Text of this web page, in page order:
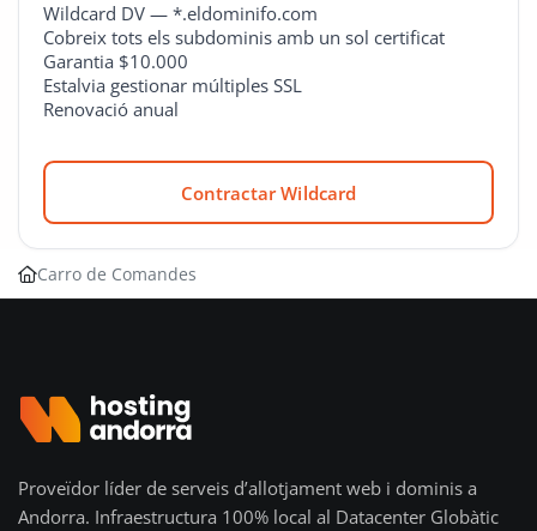
Wildcard DV — *.eldominifo.com
Cobreix tots els subdominis amb un sol certificat
Garantia $10.000
Estalvia gestionar múltiples SSL
Renovació anual
Contractar Wildcard
Carro de Comandes
Proveïdor líder de serveis d’allotjament web i dominis a
Andorra. Infraestructura 100% local al Datacenter Globàtic